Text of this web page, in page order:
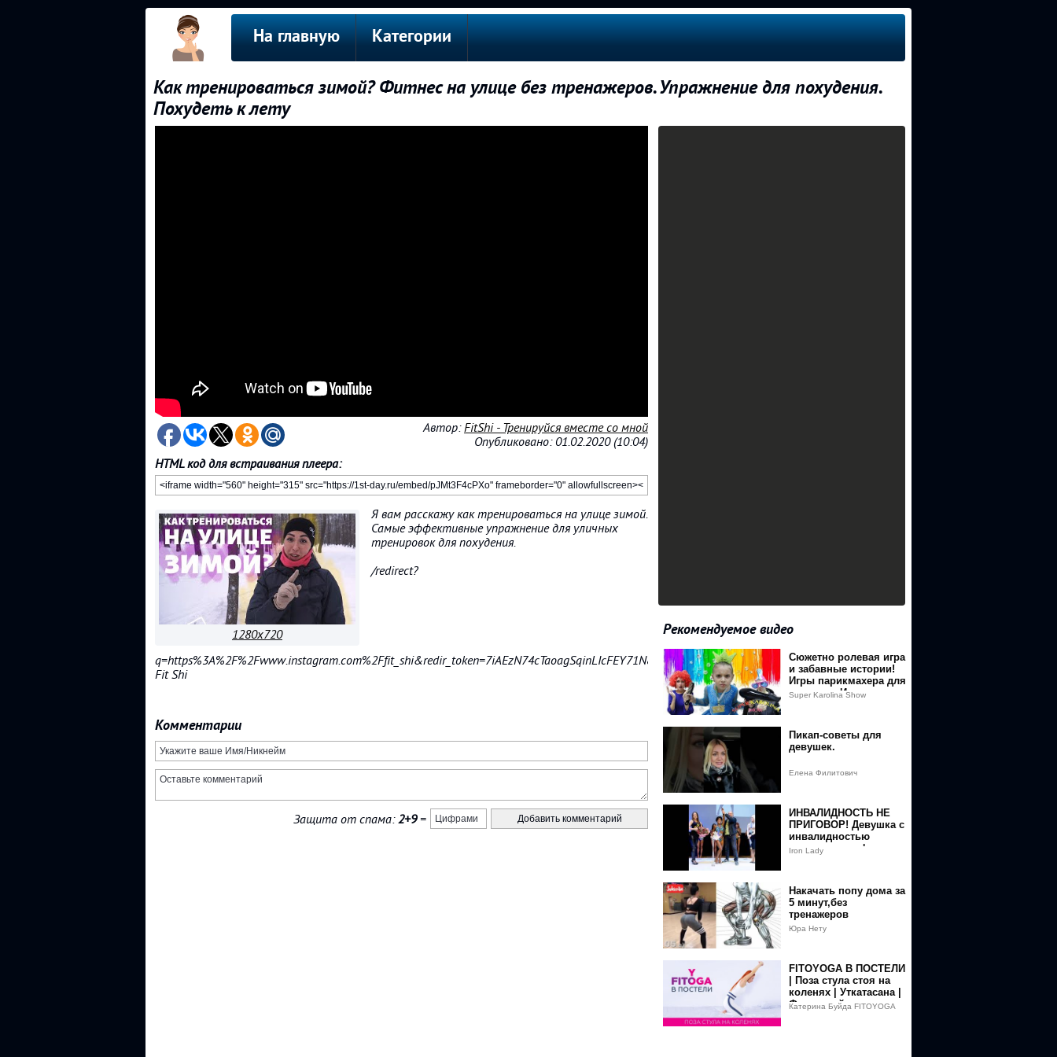
На главную Категории
Как тренироваться зимой? Фитнес на улице без тренажеров. Упражнение для похудения.
Похудеть к лету
Автор:FitShi - Тренируйся вместе со мной
Опубликовано: 01.02.2020 (10:04)
HTML код для встраивания плеера:
1280x720
Я вам расскажу как тренироваться на улице зимой.
Самые эффективные упражнение для уличных
тренировок для похудения.
/redirect?
Fit Shi
Комментарии
Защита от спама:2+9=
Рекомендуемое видео
Сюжетно ролевая игра
и забавные истории!
Игры парикмахера для
девочек - Игры для
Super Karolina Show
Пикап-советы для
девушек.
Елена Филитович
ИНВАЛИДНОСТЬ НЕ
ПРИГОВОР! Девушка с
инвалидностью
выступает на фитнес
Iron Lady
Накачать попу дома за
5 минут,без
тренажеров
,упражнение на
Юра Нету
FITOYOGA В ПОСТЕЛИ
| Поза стула стоя на
коленях | Уткатасана |
Фитнес и йога дома
Катерина Буйда FITOYOGA